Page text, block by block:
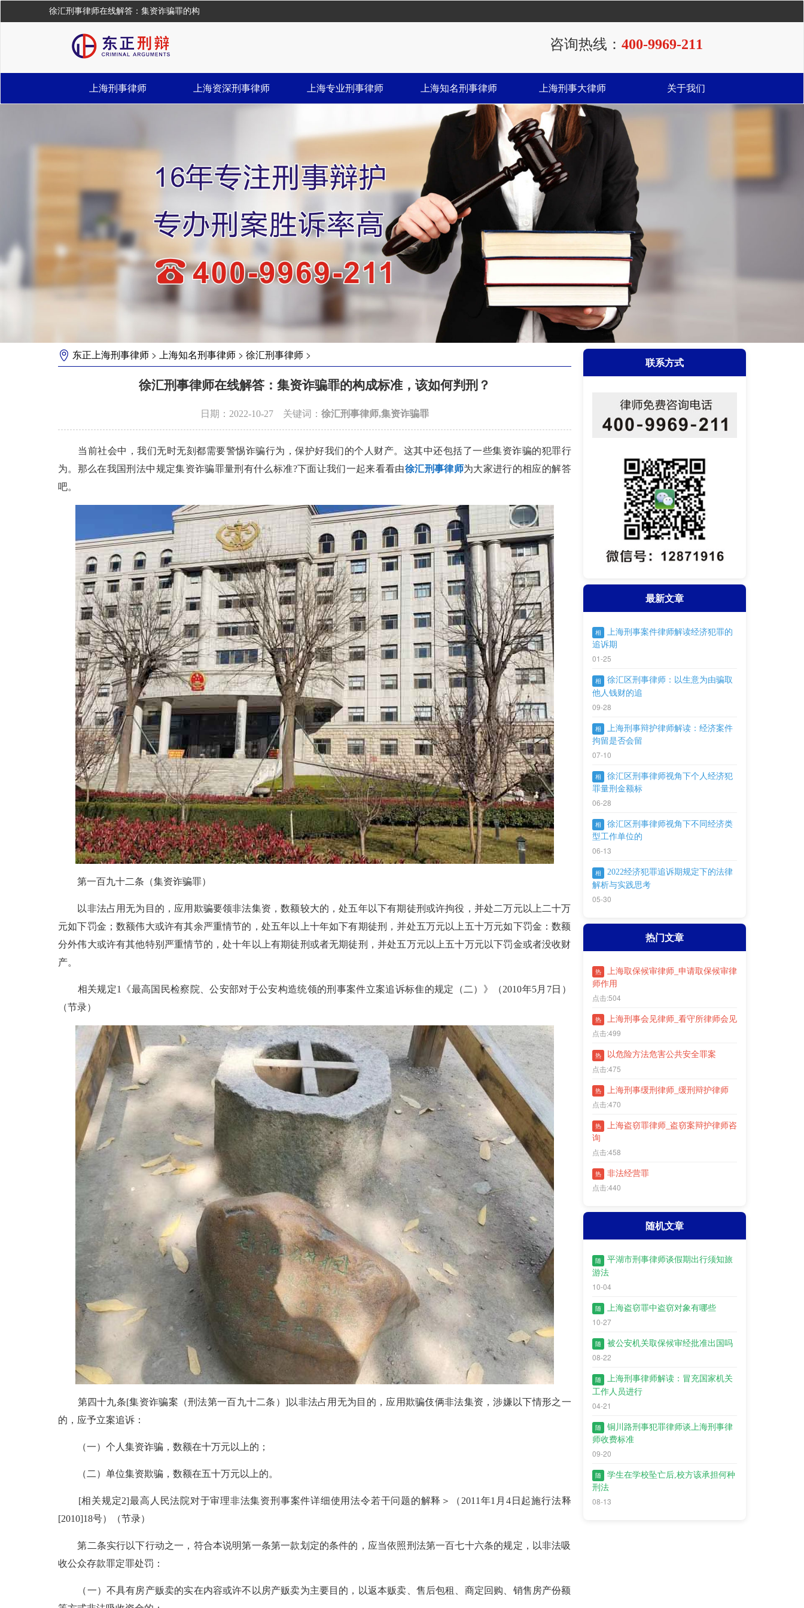
徐汇刑事律师在线解答：集资诈骗罪的构
咨询热线： 400-9969-211
上海刑事律师 上海资深刑事律师 上海专业刑事律师 上海知名刑事律师 上海刑事大律师 关于我们
东正上海刑事律师 > 上海知名刑事律师 > 徐汇刑事律师 >
徐汇刑事律师在线解答：集资诈骗罪的构成标准，该如何判刑？
日期：2022-10-27 关键词： 徐汇刑事律师,集资诈骗罪
当前社会中，我们无时无刻都需要警惕诈骗行为，保护好我们的个人财产。这其中还包括了一些集资诈骗的犯罪行
为。那么在我国刑法中规定集资诈骗罪量刑有什么标准?下面让我们一起来看看由徐汇刑事律师为大家进行的相应的解答
吧。
第一百九十二条（集资诈骗罪）
以非法占用无为目的，应用欺骗要领非法集资，数额较大的，处五年以下有期徒刑或许拘役，并处二万元以上二十万
元如下罚金；数额伟大或许有其余严重情节的，处五年以上十年如下有期徒刑，并处五万元以上五十万元如下罚金：数额
分外伟大或许有其他特别严重情节的，处十年以上有期徒刑或者无期徒刑，并处五万元以上五十万元以下罚金或者没收财
产。
相关规定1《最高国民检察院、公安部对于公安构造统领的刑事案件立案追诉标隹的规定（二）》（2010年5月7日）
（节录）
第四十九条[集资诈骗案（刑法第一百九十二条）]以非法占用无为目的，应用欺骗伎俩非法集资，涉嫌以下情形之一
的，应予立案追诉：
（一）个人集资诈骗，数额在十万元以上的；
（二）单位集资欺骗，数额在五十万元以上的。
[相关规定2]最高人民法院对于审理非法集资刑事案件详细使用法令若干问题的解释＞（2011年1月4日起施行法释
[2010]18号）（节录）
第二条实行以下行动之一，符合本说明第一条第一款划定的条件的，应当依照刑法第一百七十六条的规定，以非法吸
收公众存款罪定罪处罚：
（一）不具有房产贩卖的实在内容或许不以房产贩卖为主要目的，以返本贩卖、售后包租、商定回购、销售房产份额
联系方式
最新文章
相
上海刑事案件律师解读经济犯罪的
追诉期
01-25
相
徐汇区刑事律师：以生意为由骗取
他人钱财的追
09-28
相
上海刑事辩护律师解读：经济案件
拘留是否会留
07-10
相
徐汇区刑事律师视角下个人经济犯
罪量刑金额标
06-28
相
徐汇区刑事律师视角下不同经济类
型工作单位的
06-13
相
2022经济犯罪追诉期规定下的法律
解析与实践思考
05-30
热门文章
热
上海取保候审律师_申请取保候审律
师作用
点击:504
热 上海刑事会见律师_看守所律师会见
点击:499
热 以危险方法危害公共安全罪案
点击:475
热 上海刑事缓刑律师_缓刑辩护律师
点击:470
热
上海盗窃罪律师_盗窃案辩护律师咨
询
点击:458
热 非法经营罪
点击:440
随机文章
随
平湖市刑事律师谈假期出行须知旅
游法
10-04
随 上海盗窃罪中盗窃对象有哪些
10-27
随 被公安机关取保候审经批准出国吗
08-22
随
上海刑事律师解读：冒充国家机关
工作人员进行
04-21
随
铜川路刑事犯罪律师谈上海刑事律
师收费标准
09-20
随
学生在学校坠亡后,校方该承担何种
刑法
08-13